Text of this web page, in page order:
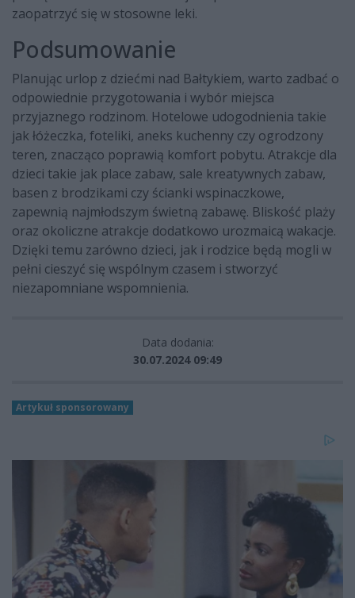
zaopatrzyć się w stosowne leki.
Podsumowanie
Planując urlop z dziećmi nad Bałtykiem, warto zadbać o
odpowiednie przygotowania i wybór miejsca
przyjaznego rodzinom. Hotelowe udogodnienia takie
jak łóżeczka, foteliki, aneks kuchenny czy ogrodzony
teren, znacząco poprawią komfort pobytu. Atrakcje dla
dzieci takie jak place zabaw, sale kreatywnych zabaw,
basen z brodzikami czy ścianki wspinaczkowe,
zapewnią najmłodszym świetną zabawę. Bliskość plaży
oraz okoliczne atrakcje dodatkowo urozmaicą wakacje.
Dzięki temu zarówno dzieci, jak i rodzice będą mogli w
pełni cieszyć się wspólnym czasem i stworzyć
niezapomniane wspomnienia.
Data dodania:
30.07.2024 09:49
Artykuł sponsorowany